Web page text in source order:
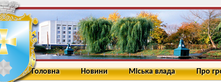
Головна Новини Міська влада Про